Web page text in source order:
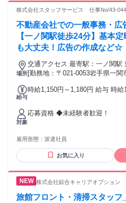
株式会社スタッフサービス 仕事No/43-
不動産会社での一般事務・広
【一ノ関駅徒歩24分】基本
も大丈夫！広告の作成など☆
場所
交通アクセス 最寄駅：一ノ関駅 東北本線一ノ関駅徒歩24分
車通勤可能
[勤務地：〒021-0053岩手県一関
給与
時給1,150円～1,180円 給与 時給1,150
福利厚生サービスを導入してい
払い特設ページをご確認ください。 ※速払いサービスの
ざいます。 ※利用できるタイミ
対象
応募資格 ◆未経験者歓迎！
雇用形態： 派遣社員
お気に入り
株式会社綜合キャリアオプション
旅館フロント・清掃スタッフ